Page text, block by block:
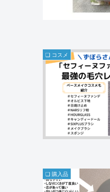
❏ コスメ
❏ 購入品